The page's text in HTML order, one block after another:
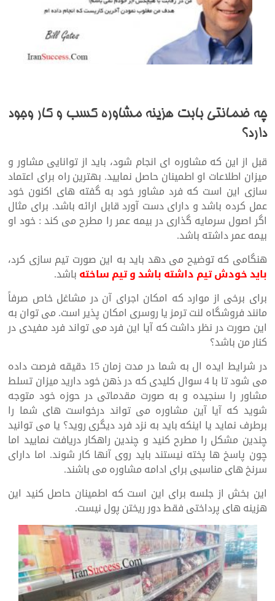
چه ضمانتی بابت هزینه مشاوره کسب و کار وجود
دارد؟
قبل از این که مشاوره ای انجام شود، باید از توانایی مشاور و
میزان اطلاعات او اطمینان حاصل نمایید. بهترین راه برای اعتماد
سازی این است که فرد مشاور خود به گفته های اکنون خود
عمل کرده باشد و دارای دست آورد قابل ارائه باشد. برای مثال
اگر اصول سرمایه گذاری در بیمه عمر را مطرح می کند : خود او
بیمه عمر داشته باشد.
هنگامی که توضیح می دهد باید به این صورت تیم سازی کرد،
باید خودش تیم داشته باشد و تیم ساختهباشد.
برای برخی از موارد که امکان اجرای آن در مشاغل خاص صرفاً
مانند فروشگاه لنت ترمز یا روسری امکان پذیر است. می توان به
این صورت در نظر داشت که آیا این فرد می تواند فرد مفیدی در
کنار من باشد؟
در شرایط ایده ال به شما در مدت زمان 15 دقیقه فرصت داده
می شود تا با 4 سوال کلیدی که در ذهن خود دارید میزان تسلط
مشاور را سنجیده و به صورت مقدماتی در حوزه خود متوجه
شوید که آیا آین مشاوره می تواند درخواست های شما را
برطرف نماید یا اینکه باید به نزد فرد دیگری روید؟ یا می توانید
چندین مشکل را مطرح کنید و چندین راهکار دریافت نمایید اما
چون پاسخ ها پخته نیستند باید روی آنها کار شوند. اما دارای
سرنخ های مناسبی برای ادامه مشاوره می باشند.
این بخش از جلسه برای این است که اطمینان حاصل کنید این
هزینه های پرداختی فقط دور ریختن پول نیست.